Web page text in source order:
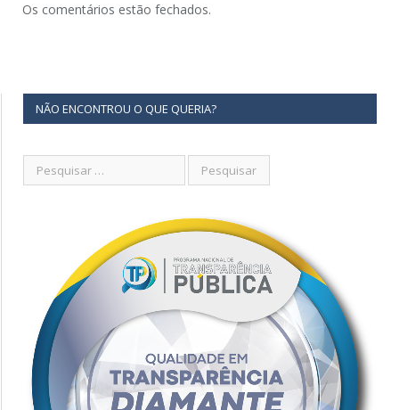
Os comentários estão fechados.
NÃO ENCONTROU O QUE QUERIA?